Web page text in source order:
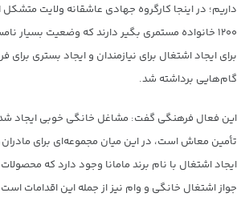
داریم؛ در اینجا کارگروه جهادی عاشقانه ولایت متشکل
۱۲۰۰ خانواده مستمری بگیر دارند که وضعیت بسیار
برای ایجاد اشتغال برای نیازمندان و ایجاد بستری برای
گام‌هایی برداشته شد.
این فعال فرهنگی گفت: مشاغل خانگی خوبی ایجاد
تأمین معاش است، در این میان مجموعه‌ای برای
ایجاد اشتغال با نام برند مامانا وجود دارد که
جواز اشتغال خانگی و وام نیز از جمله این اقدامات